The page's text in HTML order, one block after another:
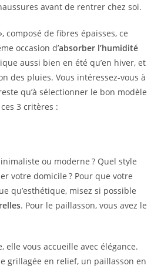
avant de rentrer chez soi.
composé de fibres épaisses, ce
occasion d’absorber l’humidité
aussi bien en été qu’en hiver, et
des pluies. Vous intéressez-vous à
qu’à sélectionner le bon modèle
3 critères :
ou moderne ? Quel style
votre domicile ? Pour que votre
qu’esthétique, misez si possible
. Pour le paillasson, vous avez le
elle vous accueille avec élégance.
grillagée en relief, un paillasson en